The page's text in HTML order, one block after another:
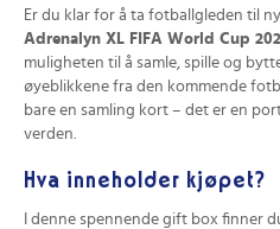
Er du klar for å ta fotballgleden til
Adrenalyn XL FIFA World Cup
muligheten til å samle, spille og
øyeblikkene fra den kommende
bare en samling kort – det er en
verden.
Hva inneholder kjøpet?
I denne spennende gift box finner